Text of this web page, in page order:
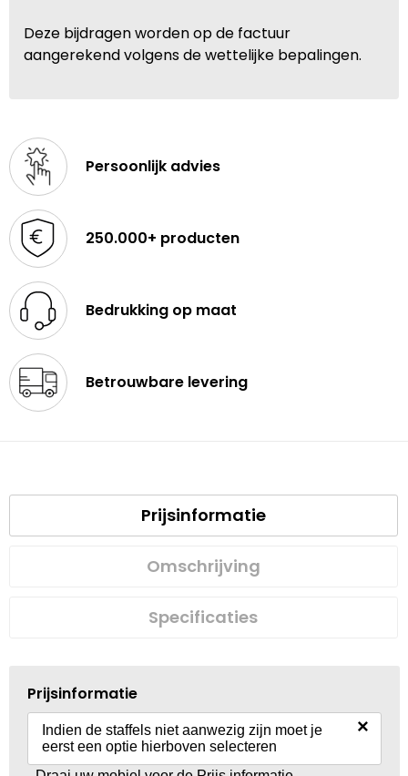
Deze bijdragen worden op de factuur
aangerekend volgens de wettelijke bepalingen.
Persoonlijk advies
250.000+ producten
Bedrukking op maat
Betrouwbare levering
Prijsinformatie
Omschrijving
Specificaties
Prijsinformatie
Indien de staffels niet aanwezig zijn moet je
eerst een optie hierboven selecteren
×